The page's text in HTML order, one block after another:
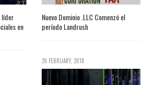
líder
en
Nuevo Dominio .LLC Comenzó el
período Landrush
26 FEBRUARY, 2018